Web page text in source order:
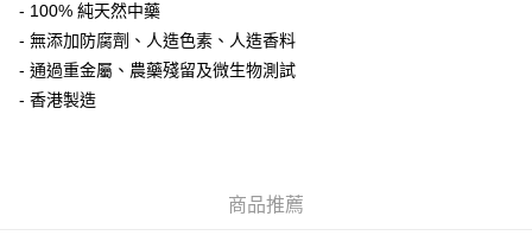
順豐自助櫃
每筆HK$50.00，滿HK$350.00或以上免運費
順豐站/ 順豐營業點取件
每筆HK$50.00，滿HK$350.00或以上免運費
- 100% 純天然中藥
- 無添加防腐劑、人造色素、人造香料
- 通過重金屬、農藥殘留及微生物測試
- 香港製造
商品推薦